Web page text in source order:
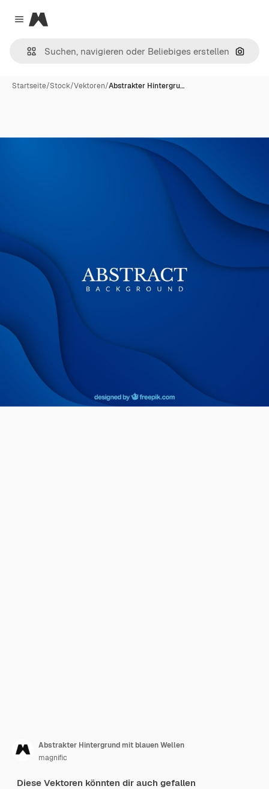
Close menu
Magnific
Nach
Startseite/Stock/Vektoren/Abstrakter Hintergru…
Abstrakter Hintergrund mit blauen Wellen
magnific
Diese Vektoren könnten dir auch gefallen